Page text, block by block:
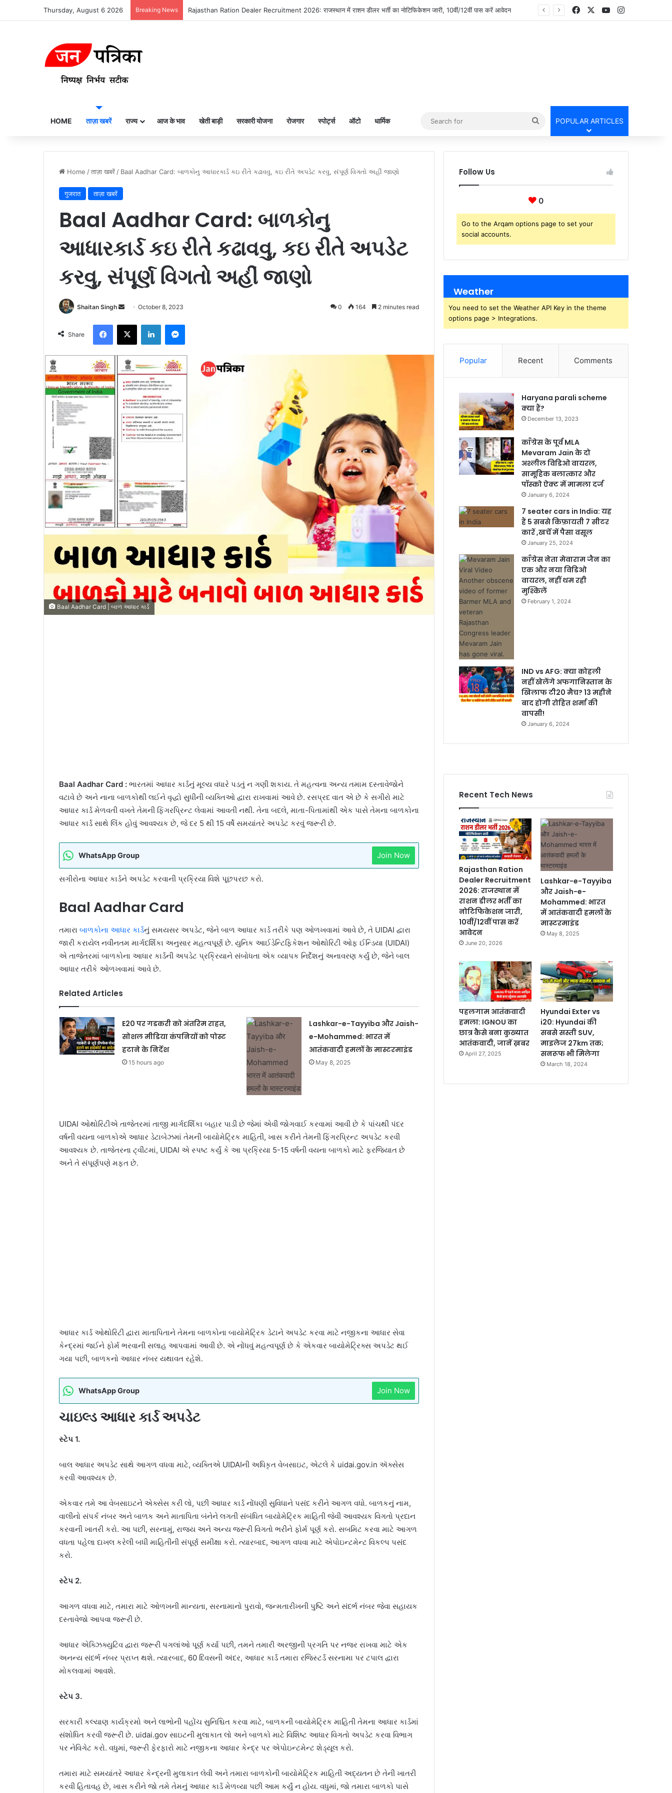
Thursday, August 6 2026 Breaking News Rajasthan Ration Dealer Recruitment 2026: राजस्थान में राशन डीलर भर्ती का नोटिफिकेशन जारी, 10वीं/12वीं पास करें आवेदन FacebookYouTubeInstagram
HOME ताज़ा खबरें राज्य आज के भाव खेती बाड़ी सरकारी योजना रोजगार स्पोर्ट्स ऑटो धार्मिक
SearchPOPULAR ARTICLES
Home /ताज़ा खबरें / Baal Aadhar Card: બાળકોનુ આધારકાર્ડ કઇ રીતે કઢાવવુ, કઇ રીતે અપડેટ કરવુ, સંપૂર્ણ વિગતો અહીં જાણો
गुजरात ताज़ा खबरें
Baal Aadhar Card: બાળકોનુ
આધારકાર્ડ કઇ રીતે કઢાવવુ, કઇ રીતે અપડેટ
કરવુ, સંપૂર્ણ વિગતો અહીં જાણો
Shaitan Singh
Send
email
October 8, 2023 0 164 2 minutes read
Share
Facebook
X LinkedInMessenger
Baal Aadhar Card | બાળ આધાર કાર્ડ
Baal Aadhar Card : ભારતમાં આધાર કાર્ડનું મૂલ્ય વધારે પડતું ન ગણી શકાય. તે મહત્વના અન્ય તમામ દસ્તાવેજોને
વટાવે છે અને નાના બાળકોથી લઈને વૃદ્ધો સુધીની વ્યક્તિઓ દ્વારા રાખવામાં આવે છે. રસપ્રદ વાત એ છે કે સગીરો માટે
આધાર કાર્ડ મેળવતી વખતે તેમની ફિંગરપ્રિન્ટ લેવામાં આવતી નથી. તેના બદલે, માતા-પિતામાંથી એક પાસે તેમના બાળકોના
આધાર કાર્ડ સાથે લિંક હોવું આવશ્યક છે, જે દર 5 થી 15 વર્ષે સમયાંતરે અપડેટ કરવું જરૂરી છે.
WhatsApp Group Join Now
સગીરોના આધાર કાર્ડને અપડેટ કરવાની પ્રક્રિયા વિશે પૂછપરછ કરો.
Baal Aadhar Card
તમારા બાળકોના આધાર કાર્ડનું સમયસર અપડેટ, જેને બાળ આધાર કાર્ડ તરીકે પણ ઓળખવામાં આવે છે, તે UIDAI દ્વારા
જારી કરાયેલ નવીનતમ માર્ગદર્શિકા અનુસાર મહત્વપૂર્ણ છે. યુનિક આઈડેન્ટિફિકેશન ઓથોરિટી ઓફ ઈન્ડિયા (UIDAI)
એ તાજેતરમાં બાળકોના આધાર કાર્ડની અપડેટ પ્રક્રિયાને સંબોધતા એક વ્યાપક નિર્દેશનું અનાવરણ કર્યું છે, જેને બાલ
આધાર તરીકે ઓળખવામાં આવે છે.
Related Articles
E20 पर गडकरी को अंतरिम राहत,
सोशल मीडिया कंपनियों को पोस्ट
हटाने के निर्देश
15 hours ago
Lashkar-e-Tayyiba और Jaish-
e-Mohammed: भारत में
आतंकवादी हमलों के मास्टरमाइंड
May 8, 2025
UIDAI ઓથોરિટીએ તાજેતરમાં તાજી માર્ગદર્શિકા બહાર પાડી છે જેમાં એવી જોગવાઈ કરવામાં આવી છે કે પાંચથી પંદર
વર્ષની વયના બાળકોએ આધાર ડેટાબેઝમાં તેમની બાયોમેટ્રિક માહિતી, ખાસ કરીને તેમની ફિંગરપ્રિન્ટ અપડેટ કરવી
આવશ્યક છે. તાજેતરના ટ્વીટમાં, UIDAI એ સ્પષ્ટ કર્યું કે આ પ્રક્રિયા 5-15 વર્ષની વયના બાળકો માટે ફરજિયાત છે
અને તે સંપૂર્ણપણે મફત છે.
આધાર કાર્ડ ઓથોરિટી દ્વારા માતાપિતાને તેમના બાળકોના બાયોમેટ્રિક ડેટાને અપડેટ કરવા માટે નજીકના આધાર સેવા
કેન્દ્રમાં જઈને ફોર્મ ભરવાની સલાહ આપવામાં આવી છે. એ નોંધવું મહત્વપૂર્ણ છે કે એકવાર બાયોમેટ્રિક્સ અપડેટ થઈ
ગયા પછી, બાળકનો આધાર નંબર યથાવત રહેશે.
WhatsApp Group Join Now
ચાઇલ્ડ આધાર કાર્ડ અપડેટ
સ્ટેપ 1.
બાલ આધાર અપડેટ સાથે આગળ વધવા માટે, વ્યક્તિએ UIDAIની અધિકૃત વેબસાઇટ, એટલે કે uidai.gov.in ઍક્સેસ
કરવી આવશ્યક છે.
એકવાર તમે આ વેબસાઇટને એક્સેસ કરી લો, પછી આધાર કાર્ડ નોંધણી સુવિધાને પસંદ કરીને આગળ વધો. બાળકનું નામ,
વાલીનો સંપર્ક નંબર અને બાળક અને માતાપિતા બંનેને લગતી સંબંધિત બાયોમેટ્રિક માહિતી જેવી આવશ્યક વિગતો પ્રદાન
કરવાની ખાતરી કરો. આ પછી, સરનામું, રાજ્ય અને અન્ય જરૂરી વિગતો ભરીને ફોર્મ પૂર્ણ કરો. સબમિટ કરવા માટે આગળ
વધતા પહેલા દાખલ કરેલી બધી માહિતીની સંપૂર્ણ સમીક્ષા કરો. ત્યારબાદ, આગળ વધવા માટે એપોઇન્ટમેન્ટ વિકલ્પ પસંદ
કરો.
સ્ટેપ 2.
આગળ વધવા માટે, તમારા માટે ઓળખની માન્યતા, સરનામાનો પુરાવો, જન્મતારીખની પુષ્ટિ અને સંદર્ભ નંબર જેવા સહાયક
દસ્તાવેજો આપવા જરૂરી છે.
આધાર એક્ઝિક્યુટિવ દ્વારા જરૂરી પગલાંઓ પૂર્ણ કર્યા પછી, તમને તમારી અરજીની પ્રગતિ પર નજર રાખવા માટે એક
અનન્ય સંદર્ભ નંબર પ્રાપ્ત થશે. ત્યારબાદ, 60 દિવસની અંદર, આધાર કાર્ડ તમારા રજિસ્ટર્ડ સરનામા પર ટપાલ દ્વારા
મોકલવામાં આવશે.
સ્ટેપ 3.
સરકારી કલ્યાણ કાર્યક્રમો અને લાભોની પહોંચ સુનિશ્ચિત કરવા માટે, બાળકની બાયોમેટ્રિક માહિતી તેમના આધાર કાર્ડમાં
સંશોધિત કરવી જરૂરી છે. uidai.gov સાઇટની મુલાકાત લો અને બાળકો માટે વિશિષ્ટ આધાર વિગતો અપડેટ કરવા વિભાગ
પર નેવિગેટ કરો. વધુમાં, જરૂરી ફેરફારો માટે નજીકના આધાર કેન્દ્ર પર એપોઇન્ટમેન્ટ શેડ્યૂલ કરો.
તમારા માટે સમયાંતરે આધાર કેન્દ્રની મુલાકાત લેવી અને તમારા બાળકોની બાયોમેટ્રિક માહિતી અદ્યતન છે તેની ખાતરી
કરવી હિતાવહ છે, ખાસ કરીને જો તમે તેમનું આધાર કાર્ડ મેળવ્યા પછી આમ કર્યું ન હોય. વધુમાં, જો તમારા બાળકો પાસે
Follow Us
0
Go to the Arqam options page to set your
social accounts.
Weather
You need to set the Weather API Key in the theme
options page > Integrations.
Popular Recent Comments
Haryana parali scheme
क्या हैं?
December 13, 2023
काँग्रेस के पूर्व MLA
Mevaram Jain के दो
अश्लील विडिओ वायरल,
सामूहिक बलात्कार और
पॉस्को ऐक्ट में मामला दर्ज
January 6, 2024
7 seater cars in India: यह
हैं 5 सबसे किफ़ायती 7 सीटर
कारें ,खर्चें में पैसा वसूल
January 25, 2024
काँग्रेस नेता मेवाराम जैन का
एक और नया विडिओ
वायरल, नहीं थम रही
मुश्किलें
February 1, 2024
IND vs AFG: क्या कोहली
नहीं खेलेंगे अफगानिस्तान के
खिलाफ टी20 मैच? 13 महीने
बाद होगी रोहित शर्मा की
वापसी!
January 6, 2024
Recent Tech News
Rajasthan Ration
Dealer Recruitment
2026: राजस्थान में
राशन डीलर भर्ती का
नोटिफिकेशन जारी,
10वीं/12वीं पास करें
आवेदन
June 20, 2026
Lashkar-e-Tayyiba
और Jaish-e-
Mohammed: भारत
में आतंकवादी हमलों के
मास्टरमाइंड
May 8, 2025
पहलगाम आतंकवादी
हमला: IGNOU का
छात्र कैसे बना कुख्यात
आतंकवादी, जानें ख़बर
April 27, 2025
Hyundai Exter vs
i20: Hyundai की
सबसे सस्ती SUV,
माइलेज 27km तक;
सनरूफ भी मिलेगा
March 18, 2024